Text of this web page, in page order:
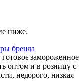
ниже.
бренда